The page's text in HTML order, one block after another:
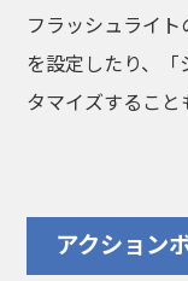
フラッシュライ
を設定したり、
タマイズすること
アクション